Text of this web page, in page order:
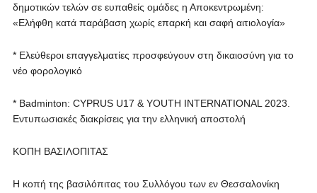
δημοτικών τελών σε ευπαθείς ομάδες η Αποκεντρωμένη:
«Ελήφθη κατά παράβαση χωρίς επαρκή και σαφή αιτιολογία»
* Ελεύθεροι επαγγελματίες προσφεύγουν στη δικαιοσύνη για το
νέο φορολογικό
* Badminton: CYPRUS U17 & YOUTH INTERNATIONAL 2023.
Εντυπωσιακές διακρίσεις για την ελληνική αποστολή
ΚΟΠΗ ΒΑΣΙΛΟΠΙΤΑΣ
Η κοπή της βασιλόπιτας του Συλλόγου των εν Θεσσαλονίκη